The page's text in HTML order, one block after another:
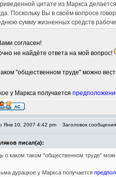
цитате из Маркса делается
Поскольку Вы в своём вопросе
сумму жизненных средств
согласен!
не найдёте ответа на мой вопрос!
"общественном труде" можно
у Маркса получается
Янв 10, 2007 4:42 pm Заголовок
писал(а):
о каком таком "общественном труде"
дурацкое у Маркса получается